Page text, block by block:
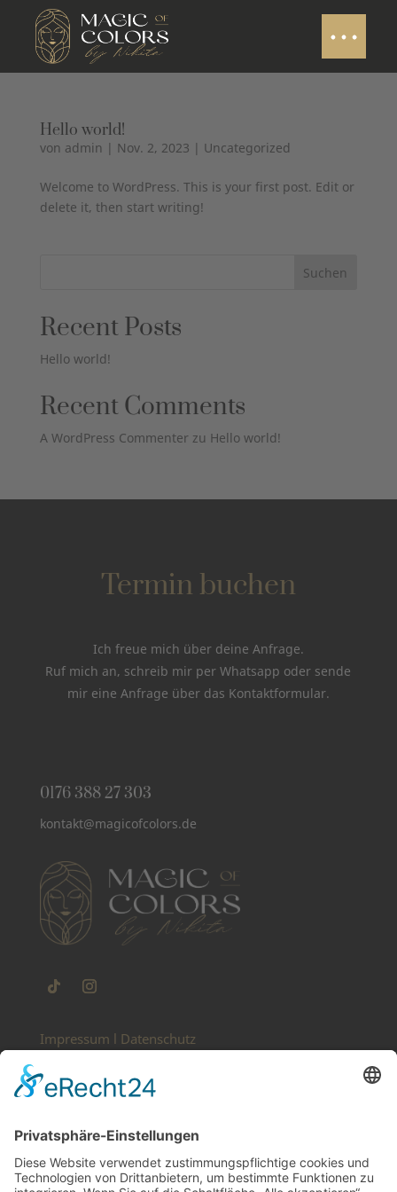
Hello world!
von admin | Nov. 2, 2023 | Uncategorized
Welcome to WordPress. This is your first post. Edit or
delete it, then start writing!
Suchen
Recent Posts
Hello world!
Recent Comments
A WordPress Commenter zu Hello world!
Termin buchen
Ich freue mich über deine Anfrage.
Ruf mich an, schreib mir per Whatsapp oder sende
mir eine Anfrage über das Kontaktformular.
0176 388 27 303
kontakt@magicofcolors.de
Impressum l Datenschutz